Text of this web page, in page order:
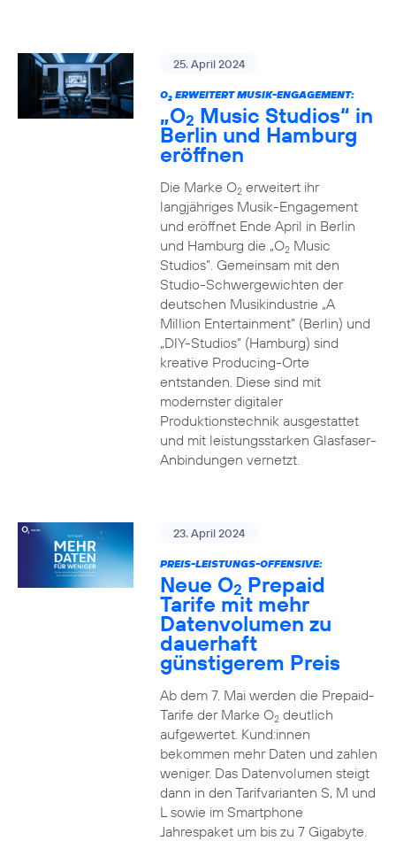
25. April 2024
O2ERWEITERT MUSIK-ENGAGEMENT:
„O2 Music Studios“ in
Berlin und Hamburg
eröffnen
Die Marke O2erweitert ihr
langjähriges Musik-Engagement
und eröffnet Ende April in Berlin
und Hamburg die „O2Music
Studios”. Gemeinsam mit den
Studio-Schwergewichten der
deutschen Musikindustrie „A
Million Entertainment” (Berlin) und
„DIY-Studios” (Hamburg) sind
kreative Producing-Orte
entstanden. Diese sind mit
modernster digitaler
Produktionstechnik ausgestattet
und mit leistungsstarken Glasfaser-
Anbindungen vernetzt.
23. April 2024
PREIS-LEISTUNGS-OFFENSIVE:
Neue O2 Prepaid
Tarife mit mehr
Datenvolumen zu
dauerhaft
günstigerem Preis
Ab dem 7. Mai werden die Prepaid-
Tarife der Marke O2deutlich
aufgewertet. Kund:innen
bekommen mehr Daten und zahlen
weniger. Das Datenvolumen steigt
dann in den Tarifvarianten S, M und
L sowie im Smartphone
Jahrespaket um bis zu 7 Gigabyte.